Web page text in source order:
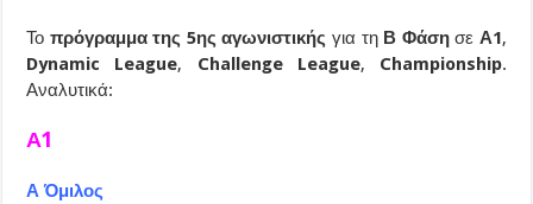
Το πρόγραμμα της 5ης αγωνιστικής για τηΒ Φάσησε Α1,
Dynamic League, Challenge League, Championship.
Αναλυτικά:
Α1
Α Όμιλος